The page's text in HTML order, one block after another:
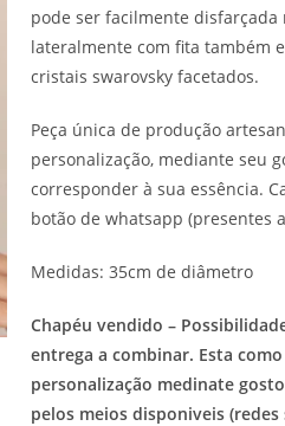
pode ser facilmente
lateralmente com fita também
cristais swarovsky facetados.
Peça única de produção
personalização, mediante seu
corresponder à sua essência.
botão de whatsapp (presentes
Medidas: 35cm de diâmetro
Chapéu vendido –
entrega a combinar. Esta
personalização medinate
pelos meios disponiveis